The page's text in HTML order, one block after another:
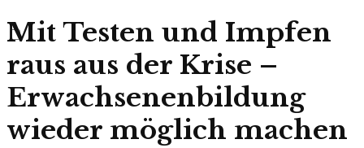
Mit Testen und Impfen
raus aus der Krise –
Erwachsenenbildung
wieder möglich machen